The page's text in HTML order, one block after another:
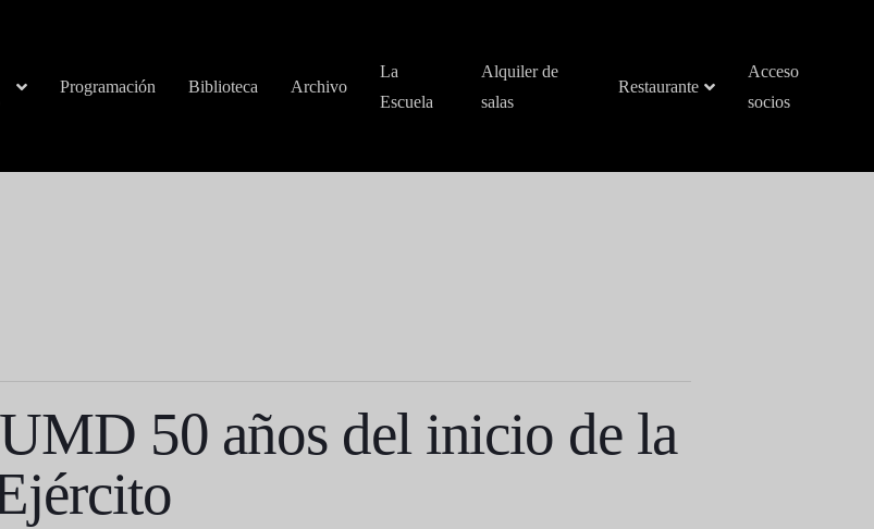
Programación Biblioteca Archivo
La
Escuela
Alquiler de
salas
Restaurante
Acceso
socios
50 años del inicio de la